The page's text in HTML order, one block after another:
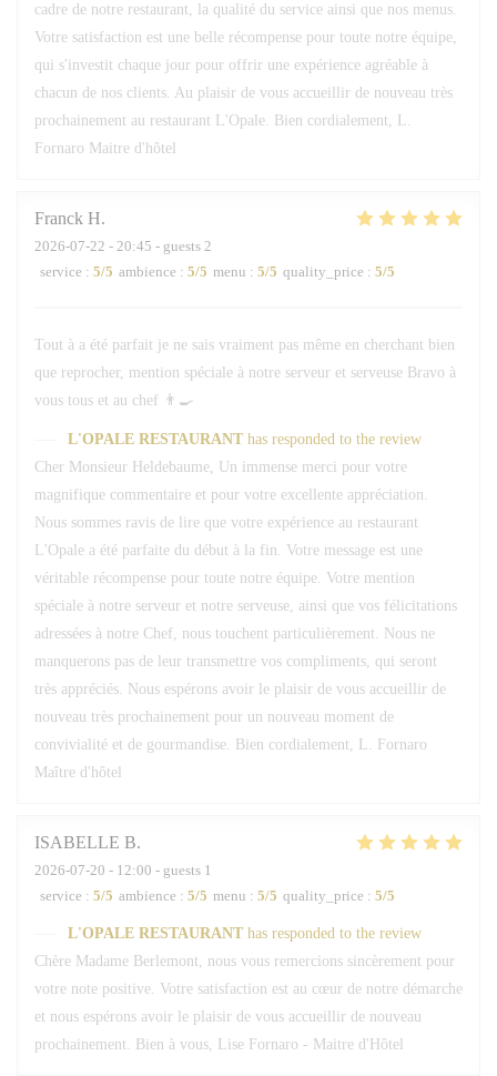
cadre de notre restaurant, la qualité du service ainsi que nos menus.
Votre satisfaction est une belle récompense pour toute notre équipe,
qui s'investit chaque jour pour offrir une expérience agréable à
chacun de nos clients. Au plaisir de vous accueillir de nouveau très
prochainement au restaurant L'Opale. Bien cordialement, L.
Fornaro Maitre d'hôtel
Franck H
2026-07-22 - 20:45 - guests 2
service : 5/5 ambience : 5/5 menu : 5/5 quality_price : 5/5
Tout à a été parfait je ne sais vraiment pas même en cherchant bien
que reprocher, mention spéciale à notre serveur et serveuse Bravo à
vous tous et au chef 👨‍🍳
L'OPALE RESTAURANT has responded to the review
Cher Monsieur Heldebaume, Un immense merci pour votre
magnifique commentaire et pour votre excellente appréciation.
Nous sommes ravis de lire que votre expérience au restaurant
L'Opale a été parfaite du début à la fin. Votre message est une
véritable récompense pour toute notre équipe. Votre mention
spéciale à notre serveur et notre serveuse, ainsi que vos félicitations
adressées à notre Chef, nous touchent particulièrement. Nous ne
manquerons pas de leur transmettre vos compliments, qui seront
très appréciés. Nous espérons avoir le plaisir de vous accueillir de
nouveau très prochainement pour un nouveau moment de
convivialité et de gourmandise. Bien cordialement, L. Fornaro
Maître d'hôtel
ISABELLE B
2026-07-20 - 12:00 - guests 1
service : 5/5 ambience : 5/5 menu : 5/5 quality_price : 5/5
L'OPALE RESTAURANT has responded to the review
Chère Madame Berlemont, nous vous remercions sincèrement pour
votre note positive. Votre satisfaction est au cœur de notre démarche
et nous espérons avoir le plaisir de vous accueillir de nouveau
prochainement. Bien à vous, Lise Fornaro - Maitre d'Hôtel